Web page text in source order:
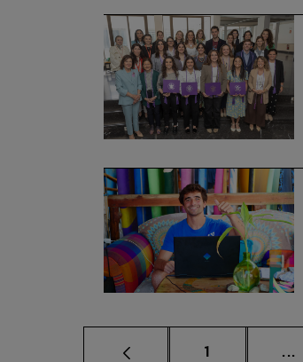
Página
1 ...